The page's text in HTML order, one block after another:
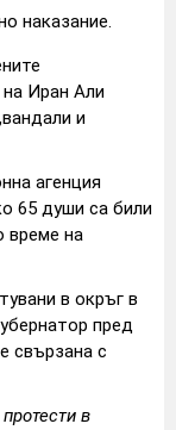
наказание.
Иран Али
и
агенция
65 души са били
време на
в окръг в
пред
свързана с
в